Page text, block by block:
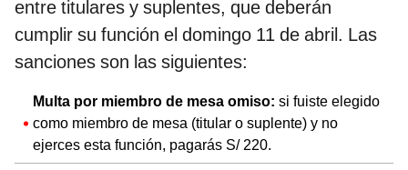
entre titulares y suplentes, que deberán
cumplir su función el domingo 11 de abril. Las
sanciones son las siguientes:
Multa por miembro de mesa omiso: si fuiste elegido
como miembro de mesa (titular o suplente) y no
ejerces esta función, pagarás S/ 220.